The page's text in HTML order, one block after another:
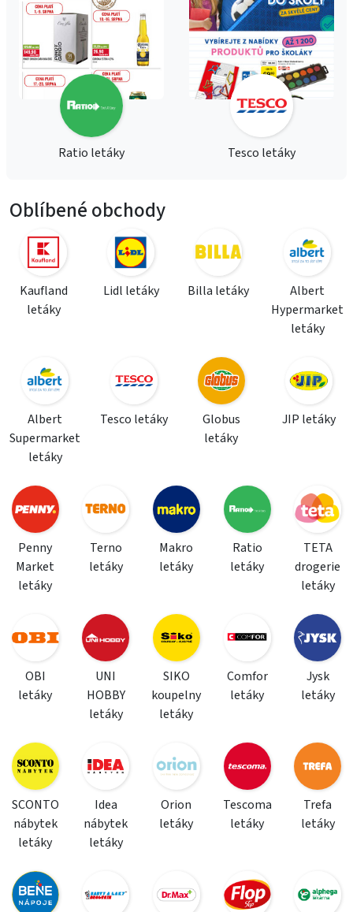
Ratio letáky Tesco letáky
Oblíbené obchody
Kaufland
letáky
Lidl letáky Billa letáky
Albert
Hypermarket
letáky
Albert
Supermarket
letáky
Tesco letáky
Globus
letáky
JIP letáky
Penny
Market
letáky
Terno
letáky
Makro
letáky
Ratio
letáky
TETA
drogerie
letáky
OBI
letáky
UNI
HOBBY
letáky
SIKO
koupelny
letáky
Comfor
letáky
Jysk
letáky
SCONTO
nábytek
letáky
Idea
nábytek
letáky
Orion
letáky
Tescoma
letáky
Trefa
letáky